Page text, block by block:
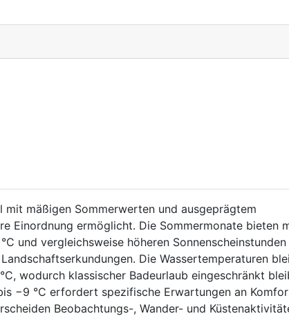
mäßigen Sommerwerten und ausgeprägtem
Einordnung ermöglicht. Die Sommermonate bieten
und vergleichsweise höheren
Die Wassertemperaturen
wodurch klassischer Badeurlaub eingeschränkt
−9 °C erfordert spezifische Erwartungen an
Beobachtungs-, Wander- und